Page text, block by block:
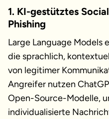
1. KI-gestütztes
Phishing
Large Language Models
die sprachlich,
von legitimer
Angreifer nutzen
Open-Source-Modelle,
individualisierte